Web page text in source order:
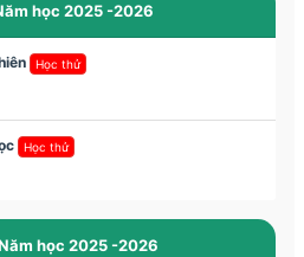
học 2025 -2026
Học thử
Học thử
học 2025 -2026